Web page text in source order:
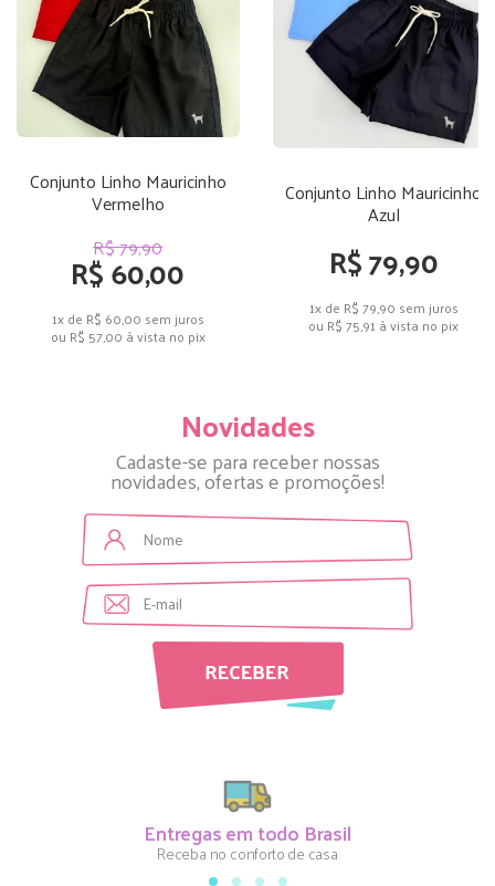
Conjunto Linho Mauricinho
Vermelho
R$ 79,90
R$ 60,00
1x de R$ 60,00 sem juros
ou R$ 57,00 à vista no pix
Conjunto Linho Mauricinho
Azul
R$ 79,90
1x de R$ 79,90 sem juros
ou R$ 75,91 à vista no pix
Novidades
Cadaste-se para receber nossas
novidades, ofertas e promoções!
Entregas em todo Brasil
Receba no conforto de casa